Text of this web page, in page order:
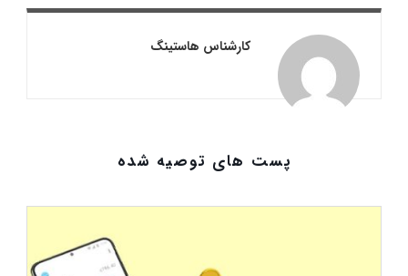
کارشناس هاستینگ
پست های توصیه شده